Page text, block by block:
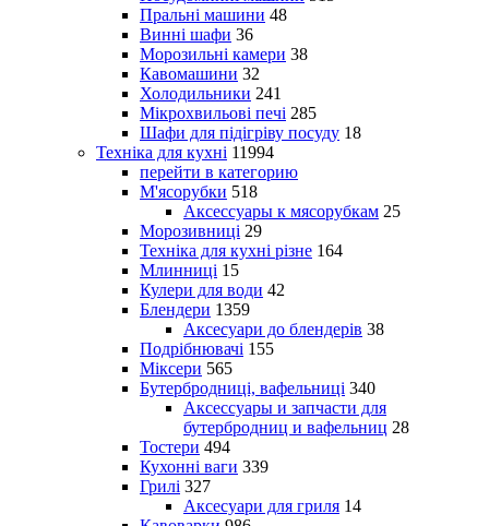
Пральні машини 48
Винні шафи 36
Морозильні камери 38
Кавомашини 32
Холодильники 241
Мікрохвильові печі 285
Шафи для підігріву посуду 18
Техніка для кухні 11994
перейти в категорию
М'ясорубки 518
Аксессуары к мясорубкам 25
Морозивниці 29
Техніка для кухні різне 164
Млинниці 15
Кулери для води 42
Блендери 1359
Аксесуари до блендерів 38
Подрібнювачі 155
Міксери 565
Бутербродниці, вафельниці 340
Аксессуары и запчасти для
бутербродниц и вафельниц 28
Тостери 494
Кухонні ваги 339
Грилі 327
Аксесуари для гриля 14